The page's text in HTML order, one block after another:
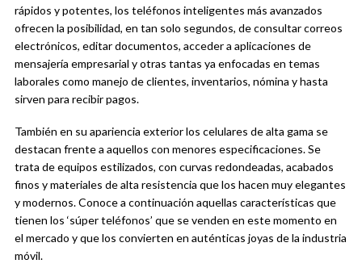
rápidos y potentes, los teléfonos inteligentes más avanzados
ofrecen la posibilidad, en tan solo segundos, de consultar correos
electrónicos, editar documentos, acceder a aplicaciones de
mensajería empresarial y otras tantas ya enfocadas en temas
laborales como manejo de clientes, inventarios, nómina y hasta
sirven para recibir pagos.
También en su apariencia exterior los celulares de alta gama se
destacan frente a aquellos con menores especificaciones. Se
trata de equipos estilizados, con curvas redondeadas, acabados
finos y materiales de alta resistencia que los hacen muy elegantes
y modernos. Conoce a continuación aquellas características que
tienen los ‘súper teléfonos’ que se venden en este momento en
el mercado y que los convierten en auténticas joyas de la industria
móvil.